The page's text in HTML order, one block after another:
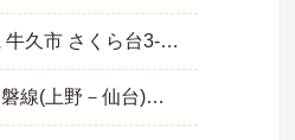
茨城県 牛久市 さくら台3‐34‐10
ＪＲ常磐線(上野－仙台)「牛久駅」バス・車9分